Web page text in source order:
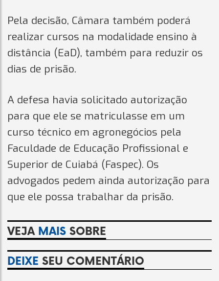
Pela decisão, Câmara também poderá
realizar cursos na modalidade ensino à
distância (EaD), também para reduzir os
dias de prisão.
A defesa havia solicitado autorização
para que ele se matriculasse em um
curso técnico em agronegócios pela
Faculdade de Educação Profissional e
Superior de Cuiabá (Faspec). Os
advogados pedem ainda autorização para
que ele possa trabalhar da prisão.
VEJA MAIS SOBRE
DEIXE SEU COMENTÁRIO